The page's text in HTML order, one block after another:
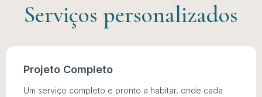
Serviços personalizados
Projeto Completo
Um serviço completo e pronto a habitar, onde cada